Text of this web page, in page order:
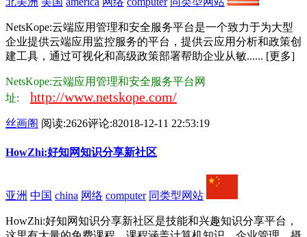
NetsKope:云端应用管理和安全服务平台是一个致力于为大型
企业提供云端应用监控服务的平台，提供云应用分析和政策创
建工具，通过可视化和高级政策部署帮助企业从敏...... [更多]
NetsKope:云端应用管理和安全服务平台网
址: http://www.netskope.com/
丝画阁 阅读:2626评论:82018-12-11 22:53:19
HowZhi:好知网知识分享新社区
亚洲 中国 china 网络 computer 同类型网站
HowZhi:好知网知识分享新社区是技能和兴趣知识分享平台，